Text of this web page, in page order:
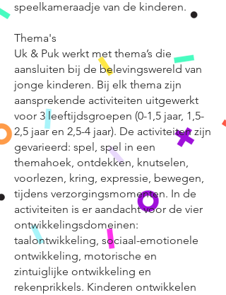
speelkameraadje van de kinderen.
Thema's
Uk & Puk werkt met thema’s die
aansluiten bij de belevingswereld van
jonge kinderen. Bij elk thema zijn
aansprekende activiteiten uitgewerkt
voor 3 leeftijdsgroepen (0-1,5 jaar, 1,5-
2,5 jaar en 2,5-4 jaar). De activiteiten zijn
gevarieerd: spel, spel in een
themahoek, ontdekken, knutselen,
voorlezen, kring, expressie, bewegen,
tijdens verzorgingsmomenten. In de
activiteiten is er aandacht voor de vier
ontwikkelingsdomeinen:
taalontwikkeling, sociaal-emotionele
ontwikkeling, motorische en
zintuiglijke ontwikkeling en
rekenprikkels. Kinderen ontwikkelen